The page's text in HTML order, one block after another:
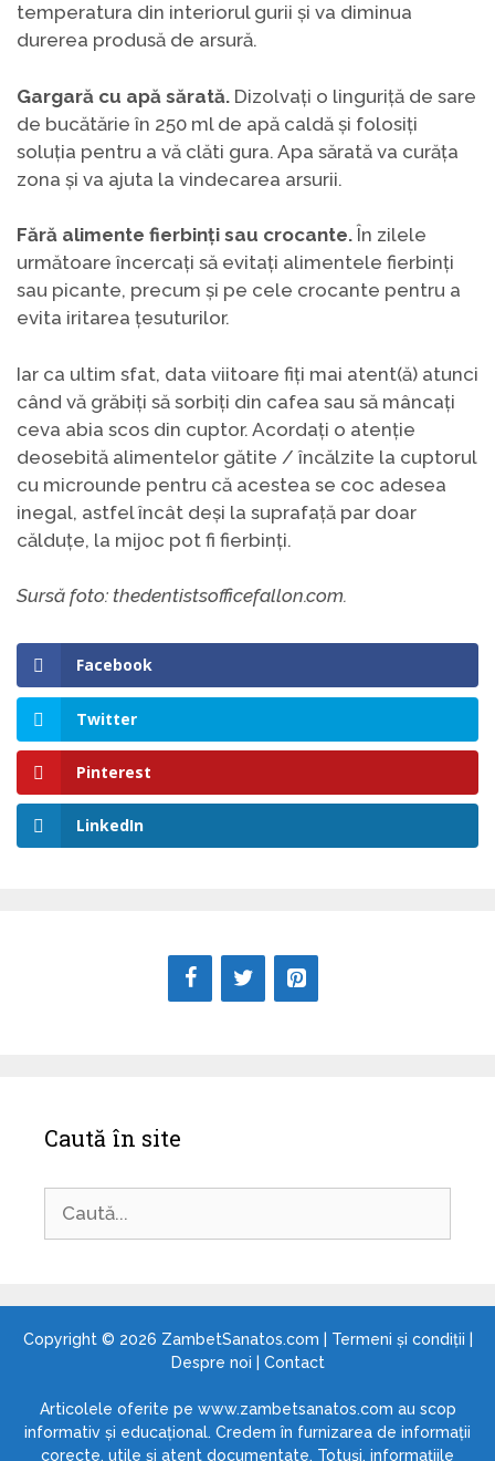
temperatura din interiorul gurii și va diminua
durerea produsă de arsură.
Gargară cu apă sărată. Dizolvați o linguriță de sare
de bucătărie în 250 ml de apă caldă și folosiți
soluția pentru a vă clăti gura. Apa sărată va curăța
zona și va ajuta la vindecarea arsurii.
Fără alimente fierbinți sau crocante. În zilele
următoare încercați să evitați alimentele fierbinți
sau picante, precum și pe cele crocante pentru a
evita iritarea țesuturilor.
Iar ca ultim sfat, data viitoare fiți mai atent(ă) atunci
când vă grăbiți să sorbiți din cafea sau să mâncați
ceva abia scos din cuptor. Acordați o atenție
deosebită alimentelor gătite / încălzite la cuptorul
cu microunde pentru că acestea se coc adesea
inegal, astfel încât deși la suprafață par doar
călduțe, la mijoc pot fi fierbinți.
Sursă foto: thedentistsofficefallon.com.
Facebook
Twitter
Pinterest
LinkedIn
Caută în site
Copyright © 2026 ZambetSanatos.com Termeni și condiții
Despre noi
Contact
Articolele oferite pe www.zambetsanatos.com au scop
informativ și educațional. Credem în furnizarea de informații
corecte, utile și atent documentate. Totuși, informațiile